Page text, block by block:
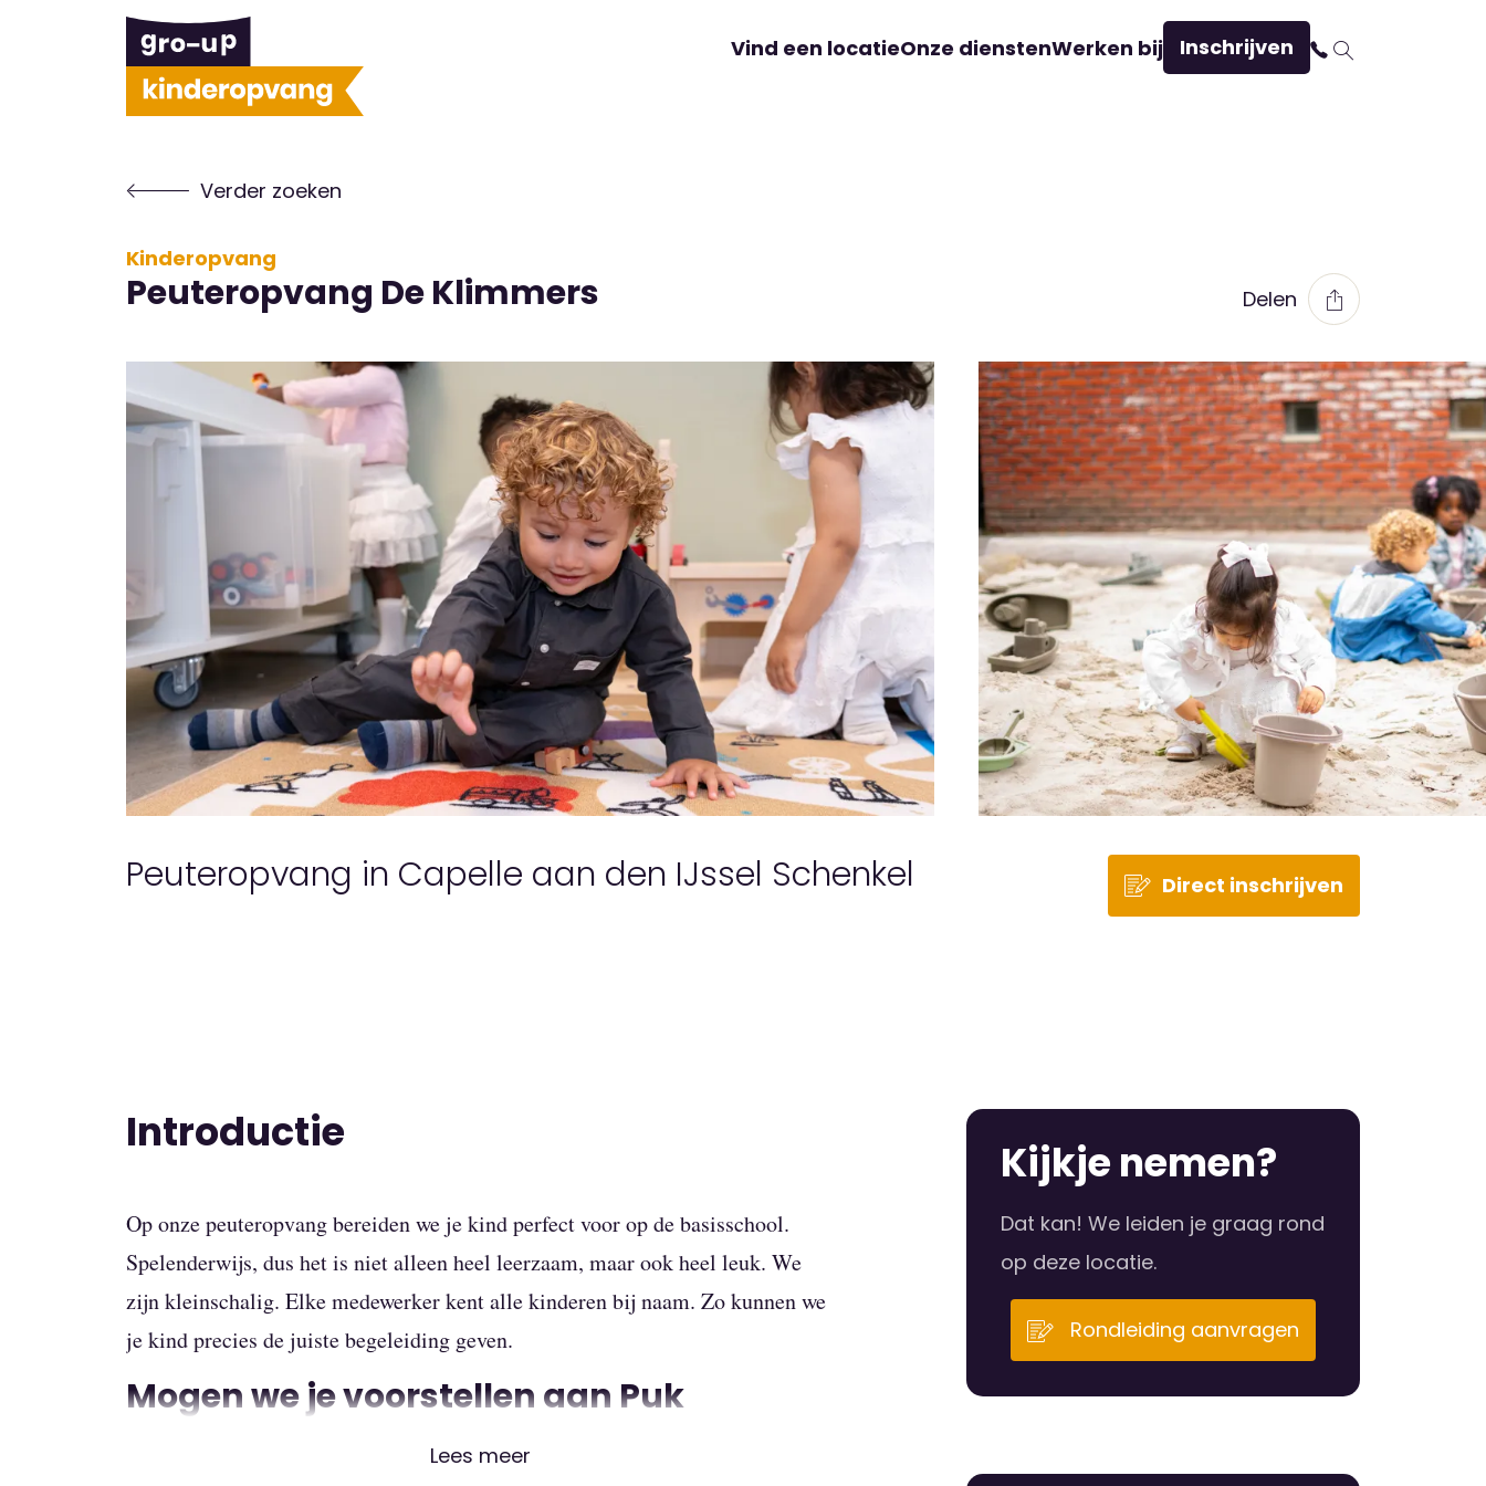
Vind een locatieOnze dienstenWerken bij Inschrijven
Verder zoeken
Kinderopvang
Peuteropvang De Klimmers Delen
Peuteropvang in Capelle aan den IJssel Schenkel Direct inschrijven
Introductie
Op onze peuteropvang bereiden we je kind perfect voor op de basisschool.
Spelenderwijs, dus het is niet alleen heel leerzaam, maar ook heel leuk. We
zijn kleinschalig. Elke medewerker kent alle kinderen bij naam. Zo kunnen we
je kind precies de juiste begeleiding geven.
Mogen we je voorstellen aan Puk
We werken aan de hand van Uk & Puk. Puk is een lieve knuffel en de beste
Lees meer
Kijkje nemen?
Dat kan! We leiden je graag rond
op deze locatie.
Rondleiding aanvragen